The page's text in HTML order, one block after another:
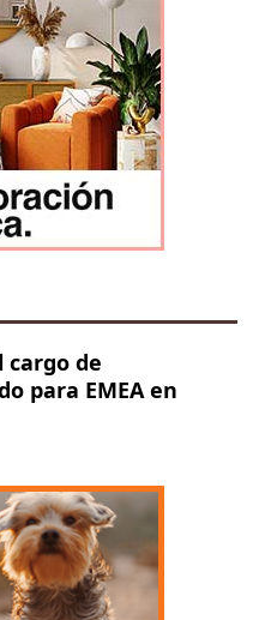
cargo de
para EMEA en